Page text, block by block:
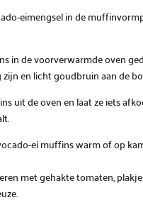
eimengsel in de
in de voorverwarmde oven
en licht goudbruin aan de
uit de oven en laat ze iets
ei muffins warm of op
met gehakte tomaten,